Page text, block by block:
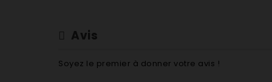
852523105110 2082543466015591541
852523105120 2082543466025591541
Avis
Soyez le premier à donner votre avis !